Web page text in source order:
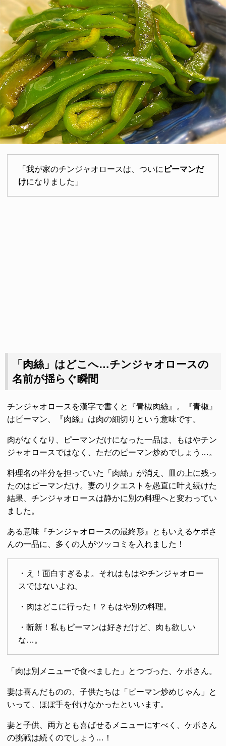
「我が家のチンジャオロースは、ついに ピーマンだ
けになりました」
「肉絲」はどこへ…チンジャオロースの
名前が揺らぐ瞬間
チンジャオロースを漢字で書くと『青椒肉絲』。『青椒』
はピーマン、『肉絲』は肉の細切りという意味です。
肉がなくなり、ピーマンだけになった一品は、もはやチン
ジャオロースではなく、ただのピーマン炒めでしょう…。
料理名の半分を担っていた「肉絲」が消え、皿の上に残っ
たのはピーマンだけ。妻のリクエストを愚直に叶え続けた
結果、チンジャオロースは静かに別の料理へと変わってい
ました。
ある意味『チンジャオロースの最終形』ともいえるケポさ
んの一品に、多くの人がツッコミを入れました！
・え！面白すぎるよ。それはもはやチンジャオロー
スではないよね。
・肉はどこに行った！？もはや別の料理。
・斬新！私もピーマンは好きだけど、肉も欲しい
な…。
「肉は別メニューで食べました」とつづった、ケポさん。
妻は喜んだものの、子供たちは「ピーマン炒めじゃん」と
いって、ほぼ手を付けなかったといいます。
妻と子供、両方とも喜ばせるメニューにすべく、ケポさん
の挑戦は続くのでしょう…！